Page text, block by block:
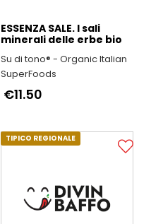
ESSENZA SALE. I sali
minerali delle erbe bio
Su di tono® - Organic Italian
SuperFoods
€11.50
TIPICO REGIONALE